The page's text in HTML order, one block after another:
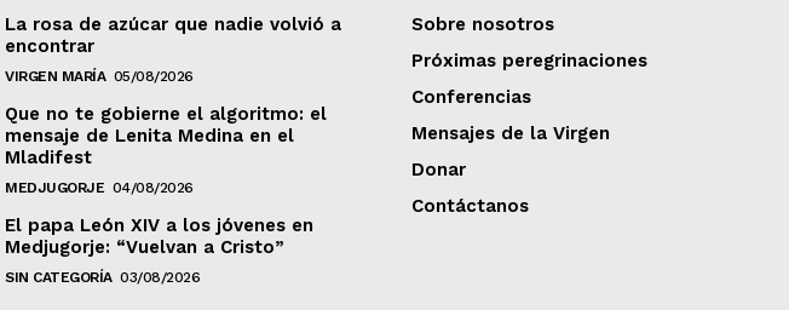
La rosa de azúcar que nadie volvió a
encontrar
VIRGEN MARÍA 05/08/2026
Que no te gobierne el algoritmo: el
mensaje de Lenita Medina en el
Mladifest
MEDJUGORJE 04/08/2026
El papa León XIV a los jóvenes en
Medjugorje: “Vuelvan a Cristo”
SIN CATEGORÍA 03/08/2026
Sobre nosotros
Próximas peregrinaciones
Conferencias
Mensajes de la Virgen
Donar
Contáctanos